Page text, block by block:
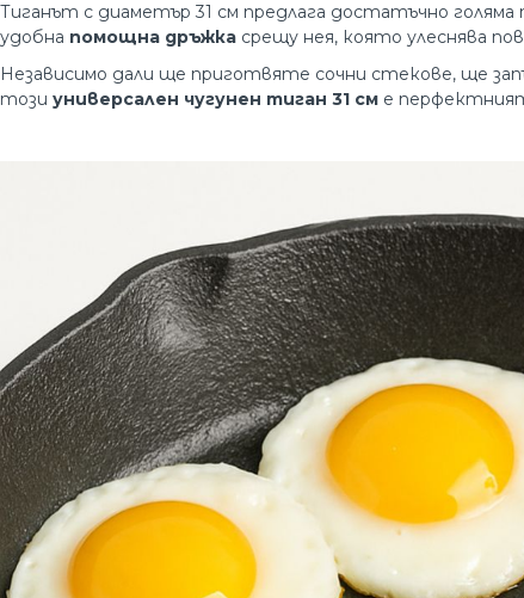
Тиганът с диаметър 31 см предлага достатъчно голяма
удобна помощна дръжка срещу нея, която улеснява
Независимо дали ще приготвяте сочни стекове, ще
този универсален чугунен тиган 31 см е